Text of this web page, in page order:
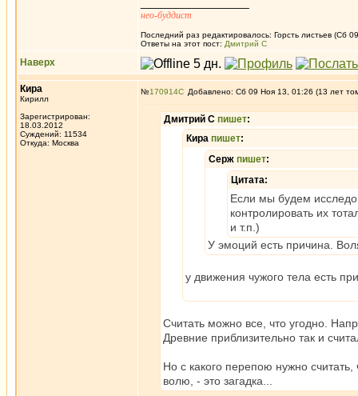
нео-буддист
Последний раз редактировалось: Горсть листьев (Сб
Ответы на этот пост: Дмитрий С
Наверх
Кира
Кирилл
Зарегистрирован:
18.03.2012
Суждений: 11534
Откуда: Москва
№170914 Добавлено: Сб 09 Ноя 13, 01:26 (13 лет
Дмитрий С пишет:
Кира пишет:
Серж пишет:
Цитата:
Если мы будем
контролировать их
и т.п.)
У эмоций есть причина.
у движения чужого тела есть
Считать можно все, что угодно.
Древние приблизительно так и
Но с какого перепою нужно
волю, - это загадка...